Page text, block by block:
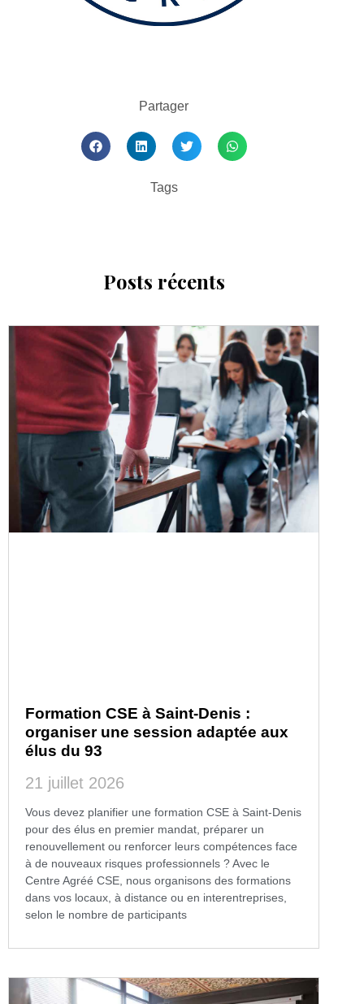
Partager
Tags
Posts récents
Formation CSE à Saint-Denis :
organiser une session adaptée aux
élus du 93
21 juillet 2026
Vous devez planifier une formation CSE à Saint-Denis
pour des élus en premier mandat, préparer un
renouvellement ou renforcer leurs compétences face
à de nouveaux risques professionnels ? Avec le
Centre Agréé CSE, nous organisons des formations
dans vos locaux, à distance ou en interentreprises,
selon le nombre de participants